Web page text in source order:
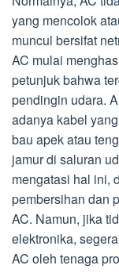
yang mencolok
muncul bersifat
AC mulai
petunjuk bahwa
pendingin udara.
adanya kabel
bau apek atau
jamur di saluran
mengatasi hal ini,
pembersihan dan
AC. Namun, jika
elektronika,
AC oleh tenaga